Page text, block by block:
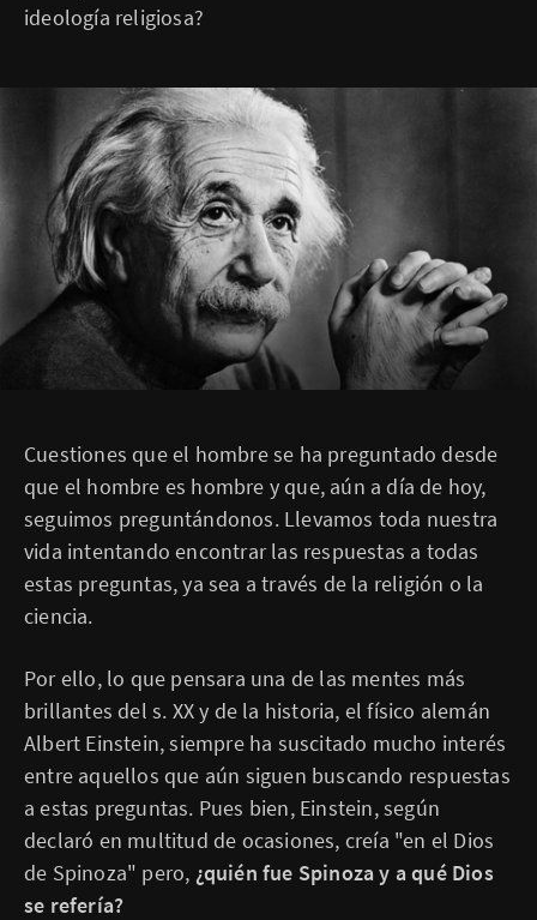
ideología religiosa?
Cuestiones que el hombre se ha preguntado desde
que el hombre es hombre y que, aún a día de hoy,
seguimos preguntándonos. Llevamos toda nuestra
vida intentando encontrar las respuestas a todas
estas preguntas, ya sea a través de la religión o la
ciencia.
Por ello, lo que pensara una de las mentes más
brillantes del s. XX y de la historia, el físico alemán
Albert Einstein, siempre ha suscitado mucho interés
entre aquellos que aún siguen buscando respuestas
a estas preguntas. Pues bien, Einstein, según
declaró en multitud de ocasiones, creía "en el Dios
de Spinoza" pero, ¿quién fue Spinoza y a qué Dios
se refería?